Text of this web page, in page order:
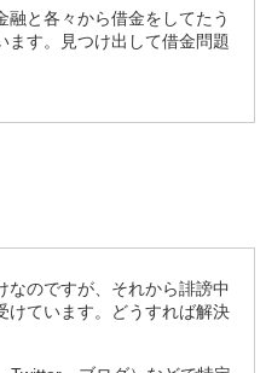
融と各々から借金をしてたう
ます。見つけ出して借金問題
なのですが、それから誹謗中
けています。どうすれば解決